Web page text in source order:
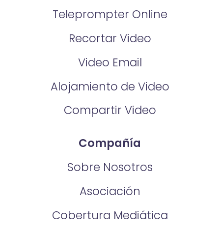
Teleprompter Online
Recortar Video
Video Email
Alojamiento de Video
Compartir Video
Compañía
Sobre Nosotros
Asociación
Cobertura Mediática